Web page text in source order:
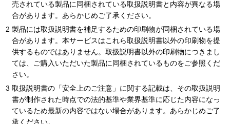
売されている製品に同梱されている取扱説明書と内容が異なる場
合があります。あらかじめご了承ください。
製品には取扱説明書を補足するための印刷物が同梱されている場
合があります。本サービスはこれら取扱説明書以外の印刷物を提
供するものではありません。取扱説明書以外の印刷物につきまし
ては、ご購入いただいた製品に同梱されているものをご参照くだ
さい。
取扱説明書の「安全上のご注意」に関する記載は、その取扱説明
書が制作された時点での法的基準や業界基準に応じた内容になっ
ているため最新の内容ではない場合があります。あらかじめご了
承ください。